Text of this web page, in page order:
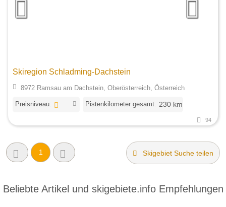
Skiregion Schladming-Dachstein
8972 Ramsau am Dachstein, Oberösterreich, Österreich
Preisniveau: Pistenkilometer gesamt: 230 km
94
1 Skigebiet Suche teilen
Beliebte Artikel und skigebiete.info Empfehlungen